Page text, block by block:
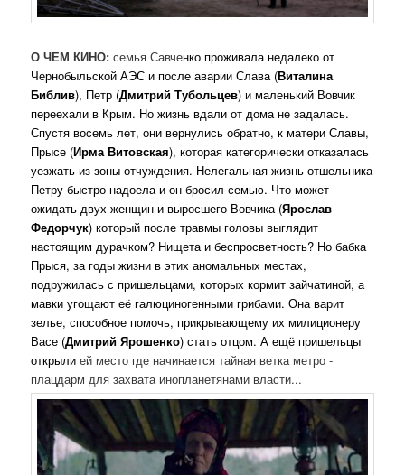
О ЧЕМ КИНО: семья Савченко проживала недалеко от
Чернобыльской АЭС и после аварии Слава (Виталина
Библив), Петр (Дмитрий Тубольцев) и маленький Вовчик
переехали в Крым. Но жизнь вдали от дома не задалась.
Спустя восемь лет, они вернулись обратно, к матери Славы,
Прысе (Ирма Витовская), которая категорически отказалась
уезжать из зоны отчуждения. Нелегальная жизнь отшельника
Петру быстро надоела и он бросил семью. Что может
ожидать двух женщин и выросшего Вовчика (Ярослав
Федорчук) который после травмы головы выглядит
настоящим дурачком? Нищета и беспросветность? Но бабка
Прыся, за годы жизни в этих аномальных местах,
подружилась с пришельцами, которых кормит зайчатиной, а
мавки угощают её галюциногенными грибами. Она варит
зелье, способное помочь, прикрывающему их милиционеру
Васе (Дмитрий Ярошенко) стать отцом. А ещё пришельцы
открыли ей место где начинается тайная ветка метро -
плацдарм для захвата инопланетянами власти...